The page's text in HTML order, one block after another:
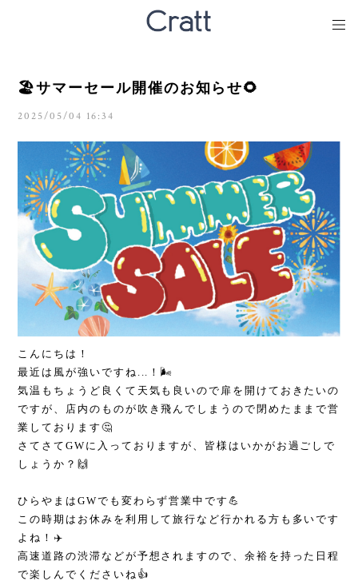
🏖️サマーセール開催のお知らせ🌻
2025/05/04 16:34
こんにちは！
最近は風が強いですね...！🌬️
気温もちょうど良くて天気も良いので扉を開けておきたいの
ですが、店内のものが吹き飛んでしまうので閉めたままで営
業しております🤔
さてさてGWに入っておりますが、皆様はいかがお過ごしで
しょうか？🙌
ひらやまはGWでも変わらず営業中です💪
この時期はお休みを利用して旅行など行かれる方も多いです
よね！✈️
高速道路の渋滞などが予想されますので、余裕を持った日程
で楽しんでくださいね👍